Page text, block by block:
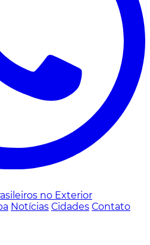
no Exterior
Notícias Cidades Contato